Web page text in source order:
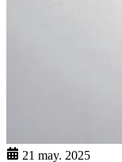
21 may. 2025